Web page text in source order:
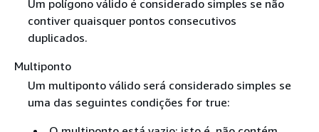
Um polígono válido é considerado simples se não
contiver quaisquer pontos consecutivos
duplicados.
Multiponto
Um multiponto válido será considerado simples se
uma das seguintes condições for true: